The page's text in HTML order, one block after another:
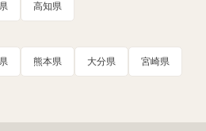
高知県
熊本県 大分県 宮崎県